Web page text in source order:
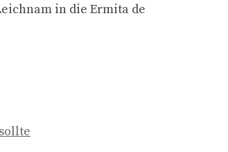
in die Ermita de